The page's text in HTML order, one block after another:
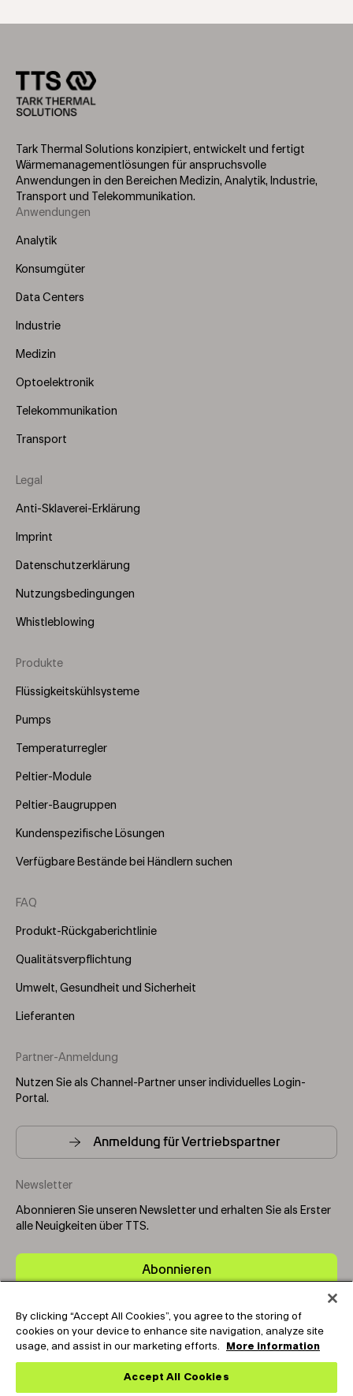
Tark Thermal Solutions konzipiert, entwickelt und fertigt
Wärmemanagementlösungen für anspruchsvolle
Anwendungen in den Bereichen Medizin, Analytik, Industrie,
Transport und Telekommunikation.
Footer
Menu
Anwendungen
Analytik
Konsumgüter
Data Centers
Industrie
Medizin
Optoelektronik
Telekommunikation
Transport
Legal
Anti-Sklaverei-Erklärung
Imprint
Datenschutzerklärung
Nutzungsbedingungen
Whistleblowing
Footer
Menu
Produkte
Flüssigkeitskühlsysteme
Pumps
Temperaturregler
Peltier-Module
Peltier-Baugruppen
Kundenspezifische Lösungen
Verfügbare Bestände bei Händlern suchen
FAQ
Produkt-Rückgaberichtlinie
Qualitätsverpflichtung
Umwelt, Gesundheit und Sicherheit
Lieferanten
Partner-Anmeldung
Nutzen Sie als Channel-Partner unser individuelles Login-
Portal.
Anmeldung für Vertriebspartner
Newsletter
Abonnieren Sie unseren Newsletter und erhalten Sie als Erster
alle Neuigkeiten über TTS.
Abonnieren
Copyright © 2025-2026 Tark Thermal Solutions. All rights
reserved.
By clicking “Accept All Cookies”, you agree to the storing of
cookies on your device to enhance site navigation, analyze site
usage, and assist in our marketing efforts.
More information
Accept All Cookies